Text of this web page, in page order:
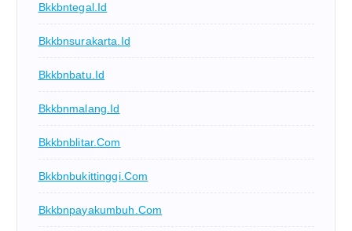
Bkkbntegal.id
Bkkbnsurakarta.id
Bkkbnbatu.id
Bkkbnmalang.id
Bkkbnblitar.com
Bkkbnbukittinggi.com
Bkkbnpayakumbuh.com